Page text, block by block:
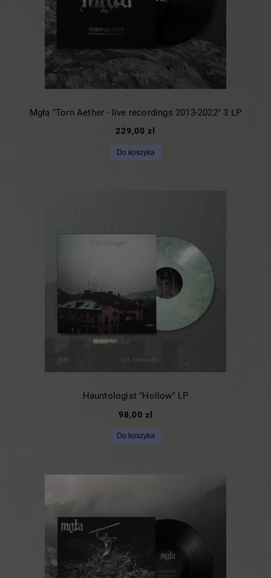
Mgła "Torn Aether - live recordings 2013-2022" 3 LP
229,00 zł
Do koszyka
Hauntologist "Hollow" LP
98,00 zł
Do koszyka